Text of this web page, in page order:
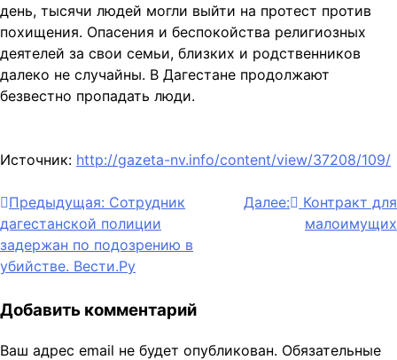
день, тысячи людей могли выйти на протест против
похищения. Опасения и беспокойства религиозных
деятелей за свои семьи, близких и родственников
далеко не случайны. В Дагестане продолжают
безвестно пропадать люди.
Источник: http://gazeta-nv.info/content/view/37208/109/
Навигация
по
записям
Предыдущая: Сотрудник
дагестанской полиции
задержан по подозрению в
убийстве. Вести.Ру
Далее:
Контракт для
малоимущих
Добавить комментарий
Ваш адрес email не будет опубликован. Обязательные